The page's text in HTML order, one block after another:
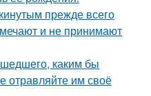
прежде всего
и не принимают
каким бы
отравляйте им своё